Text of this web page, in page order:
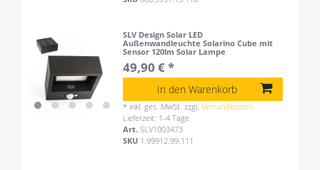
SLV Design Solar LED
Außenwandleuchte Solarino Cube mit
Sensor 120lm Solar Lampe
49,90 € *
In den Warenkorb
* inkl. ges. MwSt. zzgl.Versandkosten
Lieferzeit: 1-4 Tage
Art.SLV1003473
SKU 1.99912.99.111